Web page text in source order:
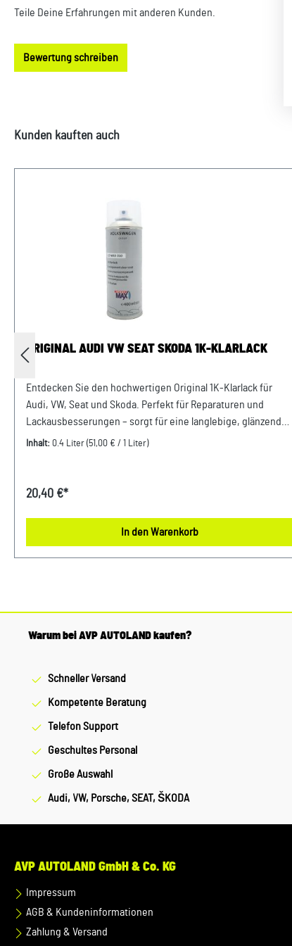
Teile Deine Erfahrungen mit anderen Kunden.
Bewertung schreiben
Produktgalerie überspringen
Kunden kauften auch
ORIGINAL AUDI VW SEAT SKODA 1K-KLARLACK
Entdecken Sie den hochwertigen Original 1K-Klarlack für
Audi, VW, Seat und Skoda. Perfekt für Reparaturen und
Lackausbesserungen – sorgt für eine langlebige, glänzende
und widerstandsfähige Oberfläche. Einfach in der
ErsatzteileKlarlack bestehend aus 400ml Verwendung:
Kaufabwicklung die 17-stellige Fahrgestellnummer (Bsp. VW:
Inhalt: 0.4 Liter (51,00 € / 1 Liter)
20,40 €*
In den Warenkorb
Warum bei AVP AUTOLAND kaufen?
Schneller Versand
Kompetente Beratung
Telefon Support
Geschultes Personal
Große Auswahl
Audi, VW, Porsche, SEAT, ŠKODA
AVP AUTOLAND GmbH & Co. KG
Impressum
AGB & Kundeninformationen
Zahlung & Versand